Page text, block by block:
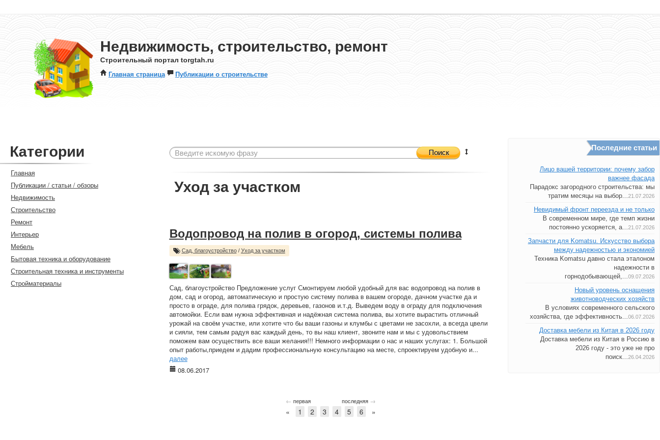
Недвижимость, строительство, ремонт
Строительный портал torgtah.ru
Главная страница Публикации о строительстве
Категории
Главная
Публикации / статьи / обзоры
Недвижимость
Строительство
Ремонт
Интерьер
Мебель
Бытовая техника и оборудование
Строительная техника и инструменты
Стройматериалы
Поиск
Уход за участком
Водопровод на полив в огород, системы полива
Сад, благоустройство/ Уход за участком
Сад, благоустройство Предложение услуг Смонтируем любой удобный для вас водопровод на полив в
дом, сад и огород, автоматическую и простую систему полива в вашем огороде, дачном участке да и
просто в ограде, для полива грядок, деревьев, газонов и.т.д. Выведем воду в ограду для подключения
автомойки. Если вам нужна эффективная и надёжная система полива, вы хотите вырастить отличный
урожай на своём участке, или хотите что бы ваши газоны и клумбы с цветами не засохли, а всегда цвели
и сияли, тем самым радуя вас каждый день, то вы наш клиент, звоните нам и мы с удовольствием
поможем вам осуществить все ваши желания!!! Немного информации о нас и наших услугах: 1. Большой
опыт работы,приедем и дадим профессиональную консультацию на месте, спроектируем удобную и...
далее
08.06.2017
← первая последняя →
« 1 2 3 4 5 6 »
Последние статьи
Лицо вашей территории: почему забор
важнее фасада
Парадокс загородного строительства: мы
тратим месяцы на выбор...21.07.2026
Невидимый фронт переезда и не только
В современном мире, где темп жизни
постоянно ускоряется, а...21.07.2026
Запчасти для Komatsu. Искусство выбора
между надежностью и экономией
Техника Komatsu давно стала эталоном
надежности в
горнодобывающей,...09.07.2026
Новый уровень оснащения
животноводческих хозяйств
В условиях современного сельского
хозяйства, где эффективность...06.07.2026
Доставка мебели из Китая в 2026 году
Доставка мебели из Китая в Россию в
2026 году - это уже не про
поиск...26.04.2026